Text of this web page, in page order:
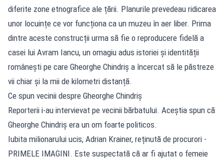
diferite zone etnografice ale țării. Planurile prevedeau ridicarea
unor locuințe ce vor funcționa ca un muzeu în aer liber. Prima
dintre aceste construcții urma să fie o reproducere fidelă a
casei lui Avram Iancu, un omagiu adus istoriei și identității
românești pe care Gheorghe Chindriș a încercat să le păstreze
vii chiar și la mii de kilometri distanță.
Ce spun vecinii despre Gheorghe Chindriș
Reporterii i-au intervievat pe vecinii bărbatului. Aceștia spun că
Gheorghe Chindriș era un om foarte politicos.
Iubita milionarului ucis, Adrian Krainer, reținută de procurori -
PRIMELE IMAGINI. Este suspectată că ar fi ajutat o femeie